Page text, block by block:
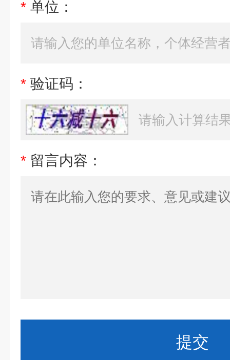
* 单位：
* 验证码：
* 留言内容：